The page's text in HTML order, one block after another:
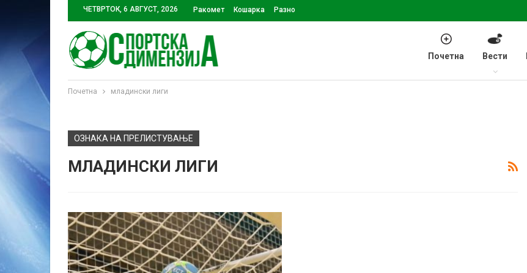
ЧЕТВРТОК, 6 АВГУСТ, 2026 Ракомет Кошарка Разно
Почетна Вести
Почетна младински лиги
ОЗНАКА НА ПРЕЛИСТУВАЊЕ
МЛАДИНСКИ ЛИГИ